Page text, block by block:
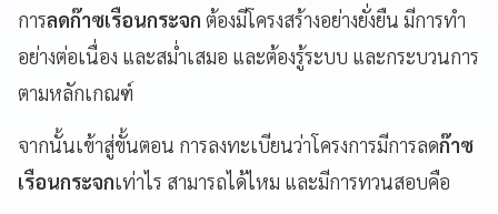
การลดก๊าซเรือนกระจก ต้องมีโครงสร้างอย่างยั่งยืน มีการทำ
อย่างต่อเนื่อง และสม่ำเสมอ และต้องรู้ระบบ และกระบวนการ
ตามหลักเกณฑ์
จากนั้นเข้าสู่ขั้นตอน การลงทะเบียนว่าโครงการมีการลดก๊าซ
เรือนกระจกเท่าไร สามารถได้ไหม และมีการทวนสอบคือ